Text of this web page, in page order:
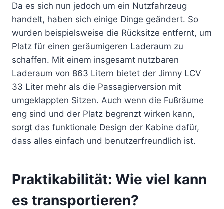
Da es sich nun jedoch um ein Nutzfahrzeug
handelt, haben sich einige Dinge geändert. So
wurden beispielsweise die Rücksitze entfernt, um
Platz für einen geräumigeren Laderaum zu
schaffen. Mit einem insgesamt nutzbaren
Laderaum von 863 Litern bietet der Jimny LCV
33 Liter mehr als die Passagierversion mit
umgeklappten Sitzen. Auch wenn die Fußräume
eng sind und der Platz begrenzt wirken kann,
sorgt das funktionale Design der Kabine dafür,
dass alles einfach und benutzerfreundlich ist.
Praktikabilität: Wie viel kann
es transportieren?